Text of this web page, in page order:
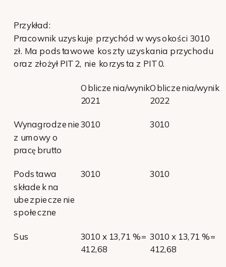
Przykład:
Pracownik uzyskuje przychód w wysokości 3010
zł. Ma podstawowe koszty uzyskania przychodu
oraz złożył PIT 2, nie korzysta z PIT 0.
Obliczenia/wynik
2021
Obliczenia/wynik
2022
Wynagrodzenie
z umowy o
pracę brutto
3010 3010
Podstawa
składek na
ubezpieczenie
społeczne
3010 3010
Sus
3010 x 13,71 %=
412,68
3010 x 13,71 %=
412,68